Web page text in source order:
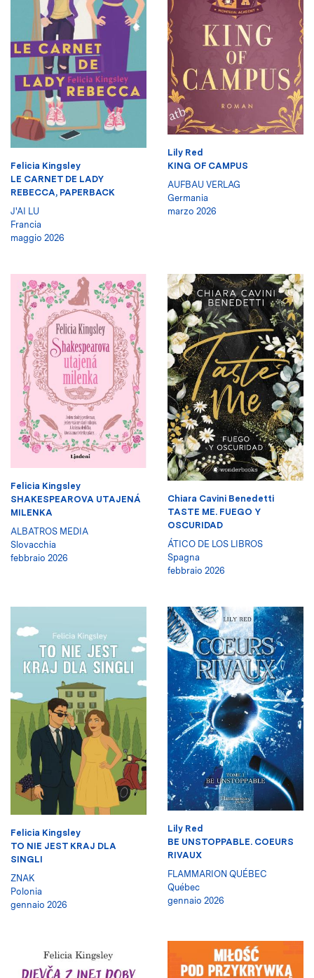
Felicia Kingsley
LE CARNET DE LADY
REBECCA, PAPERBACK
J'AI LU
Francia
maggio 2026
Lily Red
KING OF CAMPUS
AUFBAU VERLAG
Germania
marzo 2026
Felicia Kingsley
SHAKESPEAROVA UTAJENÁ
MILENKA
ALBATROS MEDIA
Slovacchia
febbraio 2026
Chiara Cavini Benedetti
TASTE ME. FUEGO Y
OSCURIDAD
ÁTICO DE LOS LIBROS
Spagna
febbraio 2026
Felicia Kingsley
TO NIE JEST KRAJ DLA
SINGLI
ZNAK
Polonia
gennaio 2026
Lily Red
BE UNSTOPPABLE. COEURS
RIVAUX
FLAMMARION QUÉBEC
Québec
gennaio 2026